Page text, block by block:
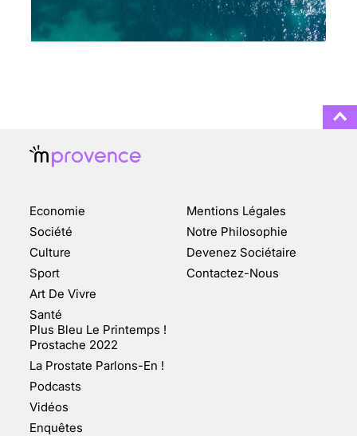
CHANGEMENT DE SEXE :
DES DEMANDES
TOUJOURS PLUS
FAIT SURFACE À
MARSEILLE (1/5)
10 jan 2022
Economie
Société
Culture
Sport
Art De Vivre
Santé
Plus Bleu Le Printemps !
Prostache 2022
La Prostate Parlons-En !
Podcasts
Vidéos
Enquêtes
Mentions Légales
Notre Philosophie
Devenez Sociétaire
Contactez-Nous